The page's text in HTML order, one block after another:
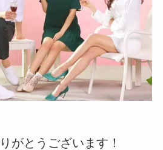
がとうございます！